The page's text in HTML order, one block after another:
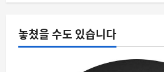
8월 9, 2026 0
스팀
갑자기 쏟아질까
놓쳤을 수도 있습니다